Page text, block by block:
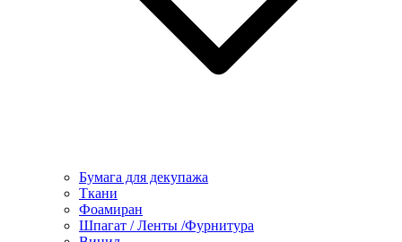
Бумага для декупажа
Ткани
Фоамиран
Шпагат / Ленты /Фурнитура